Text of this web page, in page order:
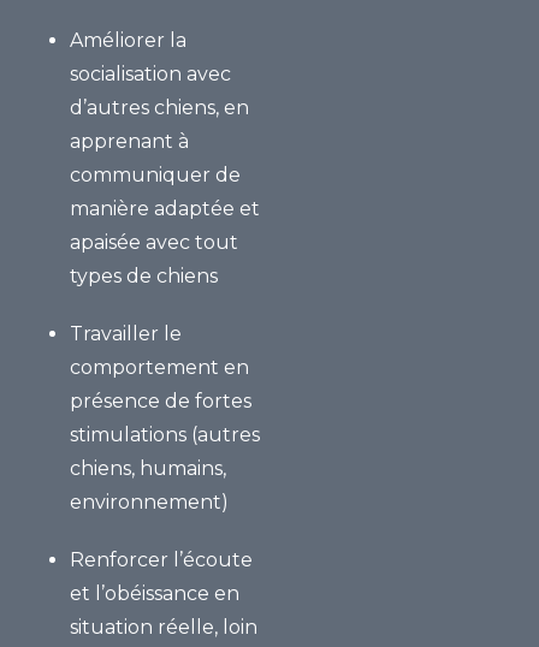
Améliorer la
socialisation avec
d’autres chiens, en
apprenant à
communiquer de
manière adaptée et
apaisée avec tout
types de chiens
Travailler le
comportement en
présence de fortes
stimulations (autres
chiens, humains,
environnement)
Renforcer l’écoute
et l’obéissance en
situation réelle, loin